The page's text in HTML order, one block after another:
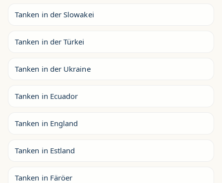
Tanken in der Slowakei
Tanken in der Türkei
Tanken in der Ukraine
Tanken in Ecuador
Tanken in England
Tanken in Estland
Tanken in Färöer